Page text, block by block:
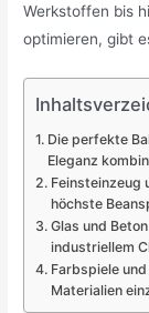
Werkstoffen bis
optimieren, gibt
Die perfekte
Eleganz
Feinsteinzeug
höchste
Glas und
industriellem
Farbspiele
Materialien